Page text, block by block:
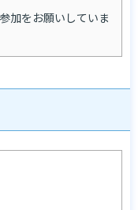
加をお願いしていま